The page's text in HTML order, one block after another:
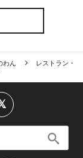
わん
レストラン・